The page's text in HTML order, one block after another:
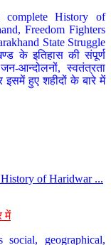
History of
Freedom Fighters
State Struggle
के इतिहास की संपूर्ण
आन्दोलनों, स्वतंत्रता
इसमें हुए शहीदों के बारे में
of Haridwar ...
में
geographical,